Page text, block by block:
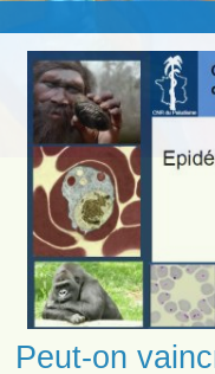
Peut-on